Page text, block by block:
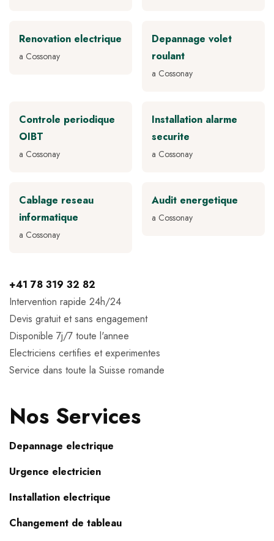
Renovation electrique
a Cossonay
Depannage volet
roulant
a Cossonay
Controle periodique
OIBT
a Cossonay
Installation alarme
securite
a Cossonay
Cablage reseau
informatique
a Cossonay
Audit energetique
a Cossonay
+41 78 319 32 82
Intervention rapide 24h/24
Devis gratuit et sans engagement
Disponible 7j/7 toute l'annee
Electriciens certifies et experimentes
Service dans toute la Suisse romande
Nos Services
Depannage electrique
Urgence electricien
Installation electrique
Changement de tableau